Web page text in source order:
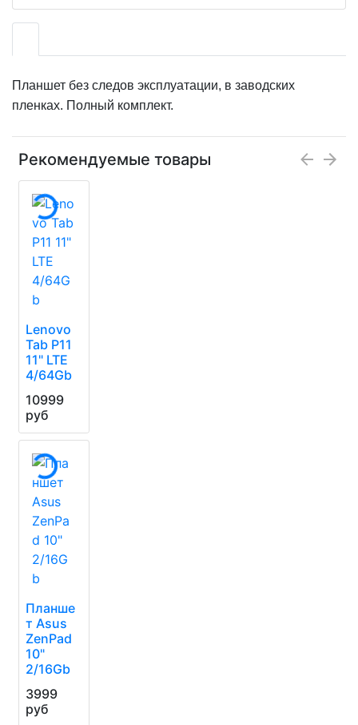
Планшет без следов эксплуатации, в заводских
пленках. Полный комплект.
Рекомендуемые товары
Lenovo
Tab P11
11" LTE
4/64Gb
10999
руб
Планше
т Asus
ZenPad
10"
2/16Gb
3999
руб